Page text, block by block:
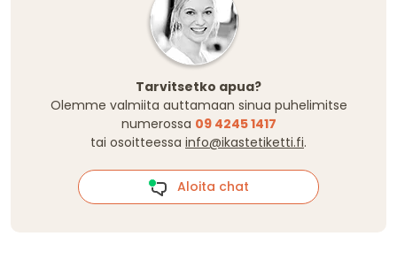
Tarvitsetko apua?
Olemme valmiita auttamaan sinua puhelimitse
numerossa 09 4245 1417
tai osoitteessa info@ikastetiketti.fi.
Aloita chat